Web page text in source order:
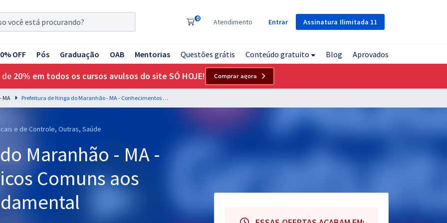
Assinatura Ilimitada 11
0 Atendimento Entrar
OFF Pós Graduação OAB Mentorias Questões grátis Conteúdo gratuito Blog Aprovados
de 20% em todos os cursos avulsos do site SÓ HOJE! Comprar agora
MA Prefeitura de Itinga do Maranhão - MA - Conhecimentos Básicos Comuns aos Cargos de Nível Fundamental Incompleto
e de Controle, Outras, Saúde
Maranhão - MA -
Comuns aos